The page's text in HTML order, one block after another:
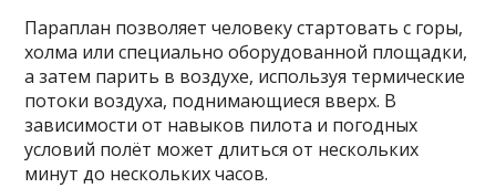
Параплан позволяет человеку стартовать с горы,
холма или специально оборудованной площадки,
а затем парить в воздухе, используя термические
потоки воздуха, поднимающиеся вверх. В
зависимости от навыков пилота и погодных
условий полёт может длиться от нескольких
минут до нескольких часов.